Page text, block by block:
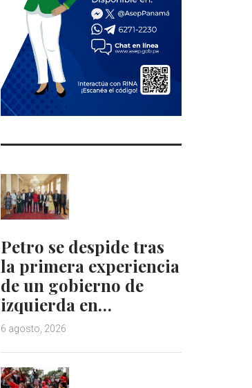
Petro se despide tras
la primera experiencia
de un gobierno de
izquierda en…
6 agosto, 2026